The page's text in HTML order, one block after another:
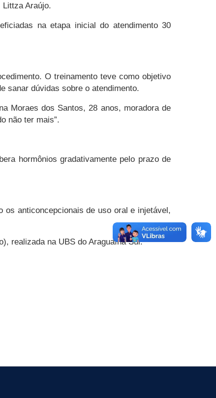
Araújo.
na etapa inicial do atendimento 30
O treinamento teve como objetivo
sanar dúvidas sobre o atendimento.
Moraes dos Santos, 28 anos, moradora de
não ter mais”.
hormônios gradativamente pelo prazo de
os anticoncepcionais de uso oral e injetável,
realizada na UBS do Araguaína Sul.